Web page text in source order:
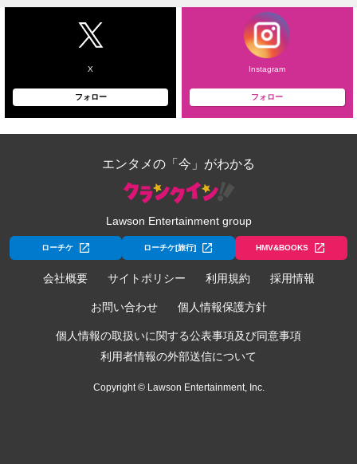
X
フォロー
Instagram
フォロー
エンタメの「今」がわかる
Lawson Entertainment group
ローチケ ローチケ[旅行] HMV&BOOKS
会社概要 サイトポリシー 利用規約 採用情報
お問い合わせ 個人情報保護方針
個人情報の取扱いに関する公表事項及び同意事項
利用者情報の外部送信について
Copyright © Lawson Entertainment, Inc.